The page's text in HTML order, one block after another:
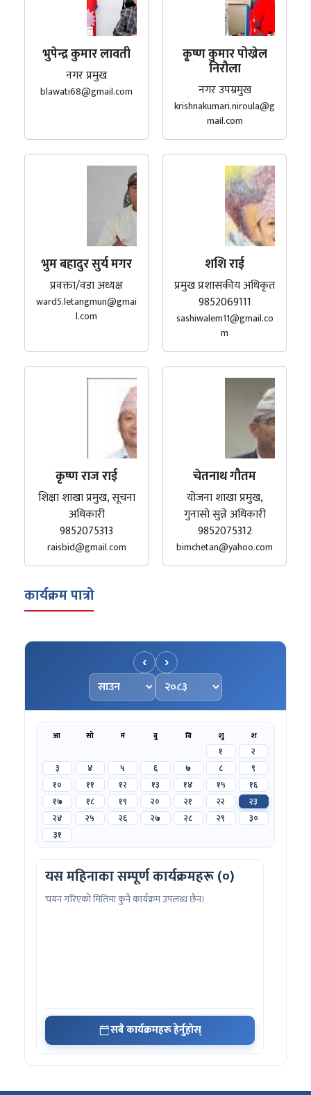
भुपेन्द्र कुमार लावती
नगर प्रमुख
blawati68@gmail.com
कृ्ष्ण कुमार पोख्रेल
निरौला
नगर उपम्रमुख
krishnakumari.niroula@g
mail.com
भुम बहादुर सुर्य मगर
प्रवक्ता/वडा अध्यक्ष
ward5.letangmun@gmai
l.com
शशि राई
प्रमुख प्रशासकीय अधिकृत
9852069111
sashiwalem11@gmail.co
m
कृष्ण राज राई
शिक्षा शाखा प्रमुख, सूचना
अधिकारी
9852075313
raisbid@gmail.com
चेतनाथ गौतम
योजना शाखा प्रमुख,
गुनासो सुन्ने अधिकारी
9852075312
bimchetan@yahoo.com
कार्यक्रम पात्रो
‹
महिना चयन गर्नुहोस्
वर्ष चयन गर्नुहोस्
›
आ सो मं बु बि शु श
१
२
३
४ ५ ६ ७ ८
९
१०
११ १२ १३ १४ १५
१६
१७
१८ १९ २० २१ २२
२३
२४
२५ २६ २७ २८ २९
३०
३१
यस महिनाका सम्पूर्ण कार्यक्रमहरू (०)
चयन गरिएको मितिमा कुनै कार्यक्रम उपलब्ध छैन।
सबै कार्यक्रमहरू हेर्नुहोस्